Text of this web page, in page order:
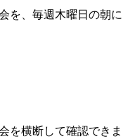
を、 毎週木曜日の朝に
を横断して確認できま